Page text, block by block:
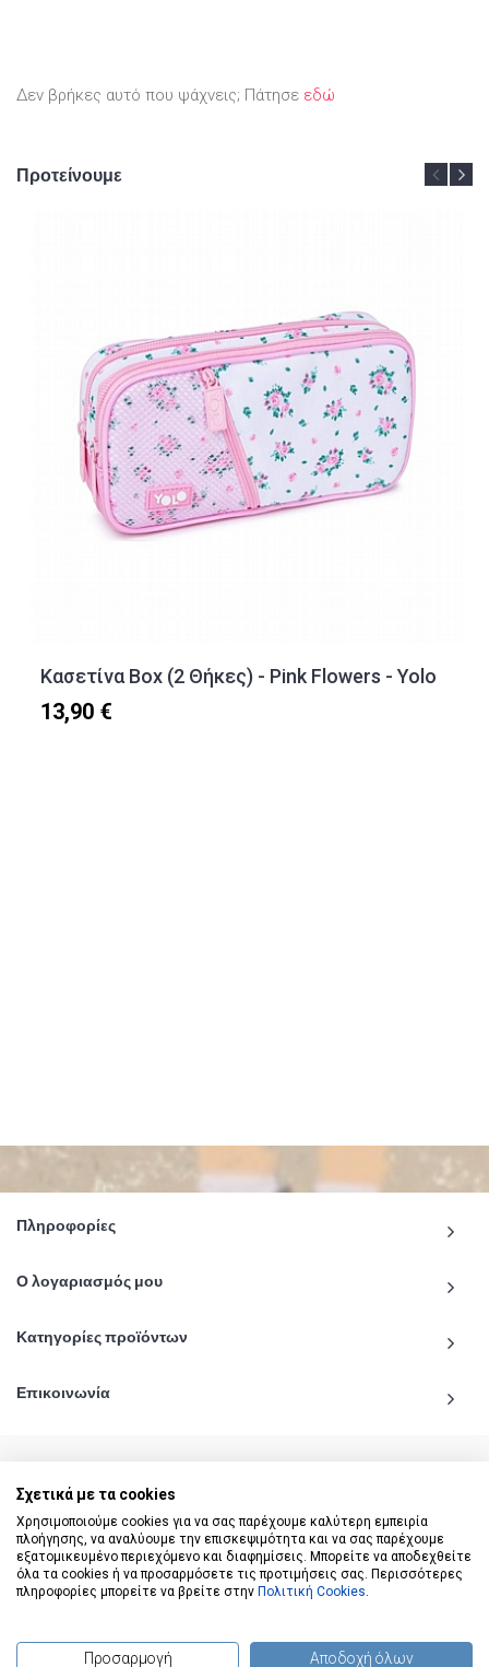
Δεν βρήκες αυτό που ψάχνεις; Πάτησε εδώ
Προτείνουμε
Κασετίνα Box (2 Θήκες) - Pink Flowers - Yolo
13,90 €
Πληροφορίες
Ο λογαριασμός μου
Κατηγορίες προϊόντων
Επικοινωνία
© 2020 - 2026 katiginetai.gr All Rights Reserved.
Σχετικά με τα cookies
Χρησιμοποιούμε cookies για να σας παρέχουμε καλύτερη εμπειρία
πλοήγησης, να αναλύουμε την επισκεψιμότητα και να σας παρέχουμε
εξατομικευμένο περιεχόμενο και διαφημίσεις. Μπορείτε να αποδεχθείτε
όλα τα cookies ή να προσαρμόσετε τις προτιμήσεις σας. Περισσότερες
πληροφορίες μπορείτε να βρείτε στην Πολιτική Cookies.
Προσαρμογή Αποδοχή όλων